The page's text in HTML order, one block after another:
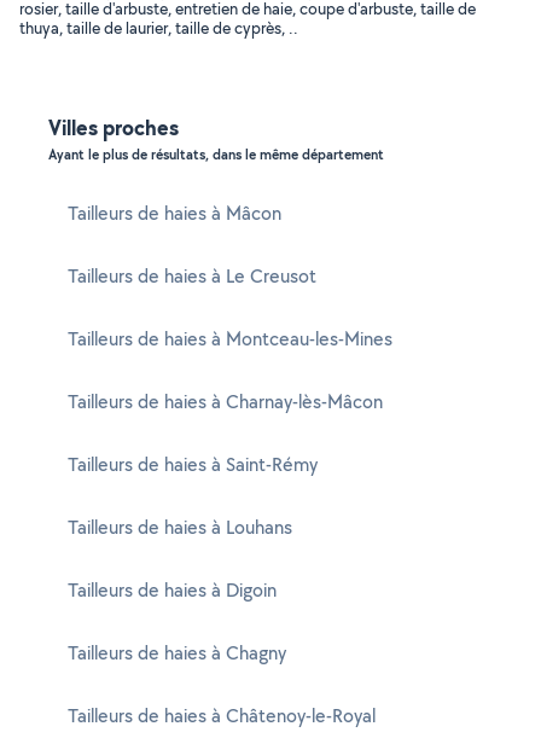
rosier, taille d'arbuste, entretien de haie, coupe d'arbuste, taille de
thuya, taille de laurier, taille de cyprès, ..
Villes proches
Ayant le plus de résultats, dans le même département
Tailleurs de haies à Mâcon
Tailleurs de haies à Le Creusot
Tailleurs de haies à Montceau-les-Mines
Tailleurs de haies à Charnay-lès-Mâcon
Tailleurs de haies à Saint-Rémy
Tailleurs de haies à Louhans
Tailleurs de haies à Digoin
Tailleurs de haies à Chagny
Tailleurs de haies à Châtenoy-le-Royal